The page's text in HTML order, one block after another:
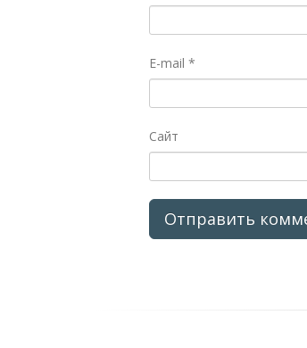
E-mail *
Сайт